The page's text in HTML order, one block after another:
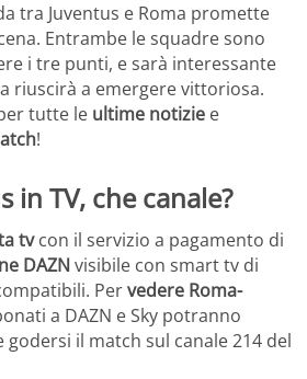
tra Juventus e Roma promette
Entrambe le squadre sono
i tre punti, e sarà interessante
riuscirà a emergere vittoriosa.
tutte le ultime notizie e
!
in TV, che canale?
tvcon il servizio a pagamento di
DAZNvisibile con smart tv di
Pervedere Roma-
a DAZN e Sky potranno
godersi il match sul canale 214 del